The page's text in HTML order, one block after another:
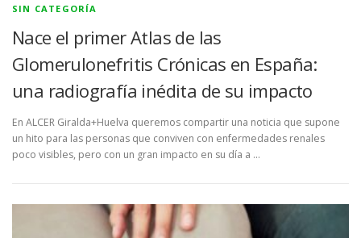
S
SIN CATEGORÍA
Nace el primer Atlas de las
Glomerulonefritis Crónicas en España:
una radiografía inédita de su impacto
En ALCER Giralda+Huelva queremos compartir una noticia que supone
un hito para las personas que conviven con enfermedades renales
poco visibles, pero con un gran impacto en su día a …